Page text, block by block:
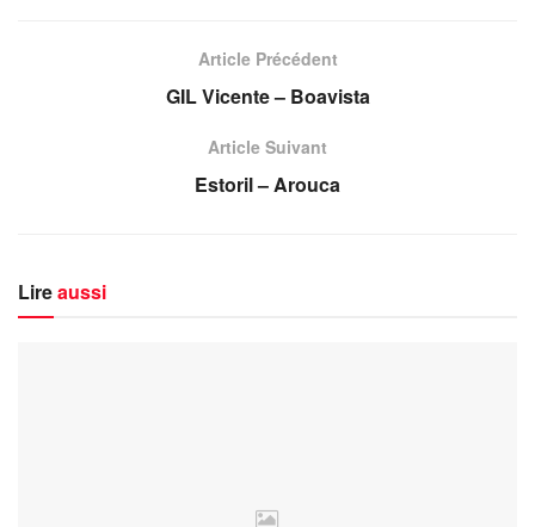
Article Précédent
GIL Vicente – Boavista
Article Suivant
Estoril – Arouca
Lireaussi